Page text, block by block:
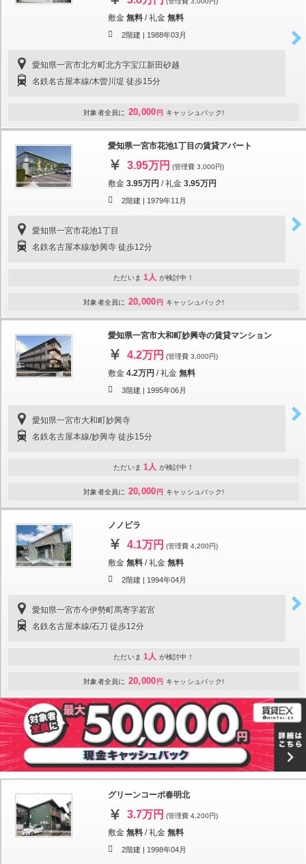
敷金 無料 /礼金 無料
2階建 | 1988年03月
愛知県一宮市北方町北方字宝江新田砂越
名鉄名古屋本線/木曽川堤 徒歩15分
対象者全員に 20,000 円 キャッシュバック!
愛知県一宮市花池1丁目の賃貸アパート
3.95万円 (管理費 3,000円)
敷金 3.95万円 /礼金 3.95万円
2階建 | 1979年11月
愛知県一宮市花池1丁目
名鉄名古屋本線/妙興寺 徒歩12分
ただいま 1人 が検討中！
対象者全員に 20,000 円 キャッシュバック!
愛知県一宮市大和町妙興寺の賃貸マンション
4.2万円 (管理費 3,000円)
敷金 4.2万円 /礼金 無料
3階建 | 1995年06月
愛知県一宮市大和町妙興寺
名鉄名古屋本線/妙興寺 徒歩15分
ただいま 1人 が検討中！
対象者全員に 20,000 円 キャッシュバック!
ノノビラ
4.1万円 (管理費 4,200円)
敷金 無料 /礼金 無料
2階建 | 1994年04月
愛知県一宮市今伊勢町馬寄字若宮
名鉄名古屋本線/石刀 徒歩12分
ただいま 1人 が検討中！
対象者全員に 20,000 円 キャッシュバック!
グリーンコーポ春明北
3.7万円 (管理費 4,200円)
敷金 無料 /礼金 無料
2階建 | 1998年04月